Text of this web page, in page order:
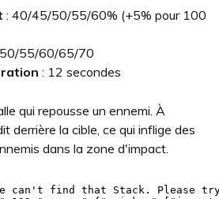
: 40/45/50/55/60% (+5% pour 100
55/60/65/70
: 12 secondes
qui repousse un ennemi. À
derrière la cible, ce qui inflige des
dans la zone d'impact.